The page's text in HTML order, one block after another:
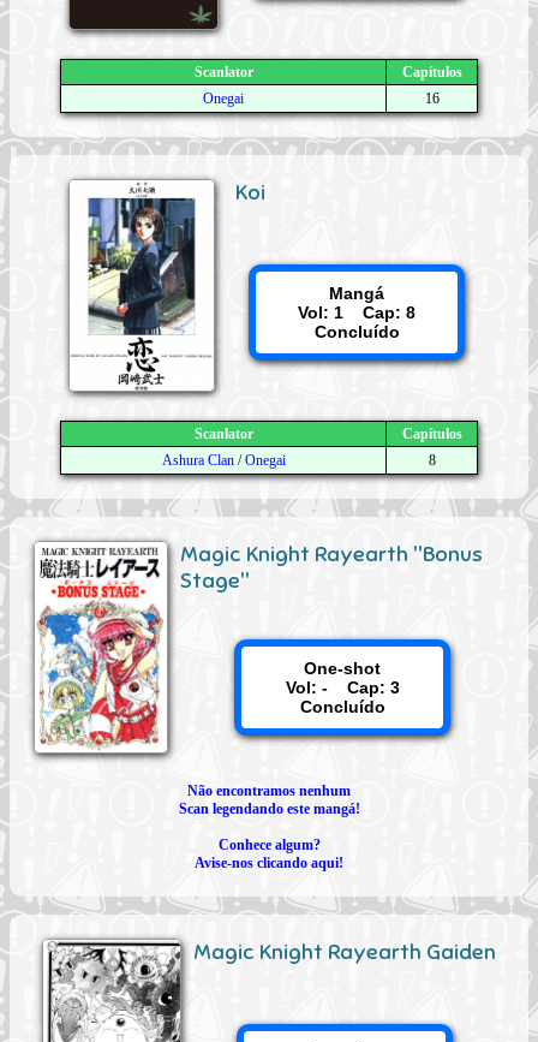
Scanlator
Capítulos
Onegai
16
Koi
Mangá
Vol: 1 Cap: 8
Concluído
Scanlator
Capítulos
Ashura Clan/Onegai 8
Magic Knight Rayearth "Bonus
Stage"
One-shot
Vol: - Cap: 3
Concluído
Não encontramos nenhum
Scan legendando este mangá!
Conhece algum?
Avise-nos clicando aqui!
Magic Knight Rayearth Gaiden